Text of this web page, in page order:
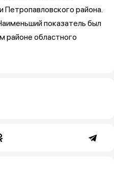
Петропавловского района.
показатель был
районе областного